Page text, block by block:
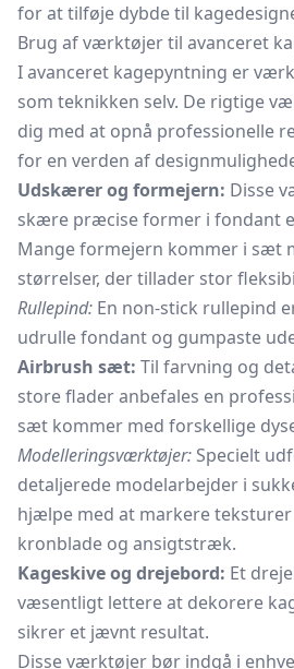
for at tilføje dybde til
Brug af værktøjer til avanceret
I avanceret kagepyntning er
som teknikken selv. De rigtige
dig med at opnå professionelle
for en verden af
Udskærer og formejern: Disse
skære præcise former i fondant
Mange formejern kommer i sæt
størrelser, der tillader stor
Rullepind: En non-stick rullepind
udrulle fondant og gumpaste
Airbrush sæt: Til farvning og
store flader anbefales en
sæt kommer med forskellige
Modelleringsværktøjer: Specielt
detaljerede modelarbejder i
hjælpe med at markere teksturer
kronblade og ansigtstræk.
Kageskive og drejebord: Et
væsentligt lettere at dekorere
sikrer et jævnt resultat.
Disse værktøjer bør indgå i